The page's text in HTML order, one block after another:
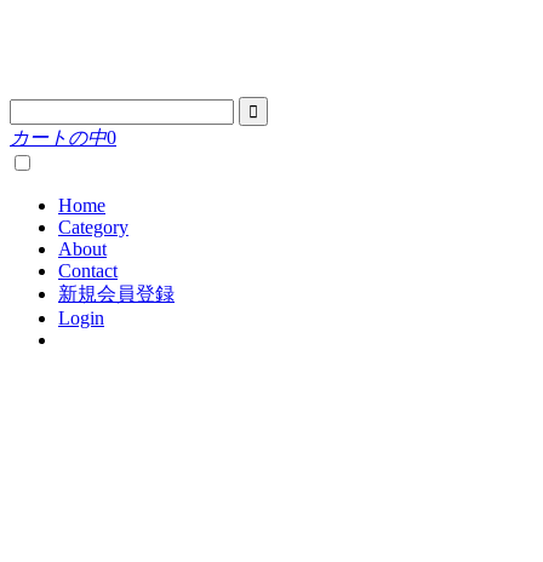
カートの中0
Home
Category
About
Contact
新規会員登録
Login